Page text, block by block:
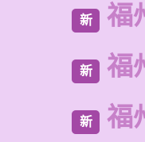
新 福
新 福
新 福